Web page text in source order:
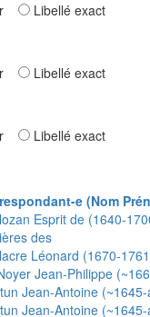
Libellé exact
Libellé exact
Libellé exact
e (Nom
Esprit de (1640-
des
Léonard (1670-
Jean-Philippe
Jean-Antoine
Jean-Antoine